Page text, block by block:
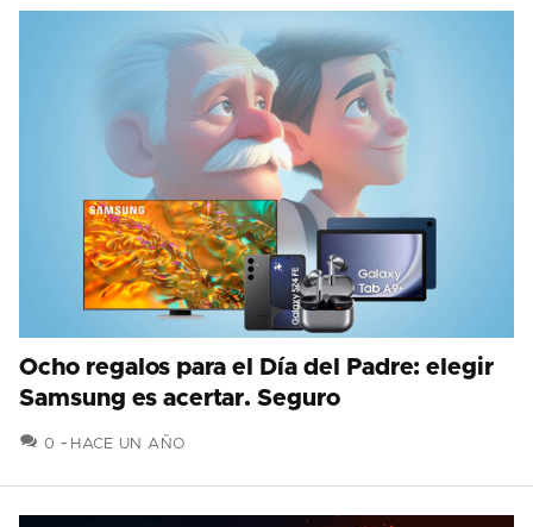
Ocho regalos para el Día del Padre: elegir
Samsung es acertar. Seguro
0 COMENTARIOS
HACE UN AÑO